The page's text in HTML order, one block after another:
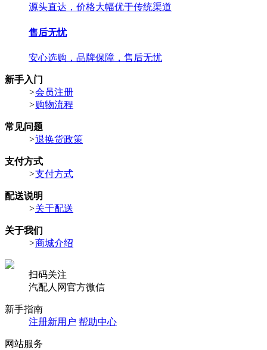
源头直达，价格大幅优于传统渠道
售后无忧
安心选购，品牌保障，售后无忧
新手入门
>会员注册
>购物流程
常见问题
>退换货政策
支付方式
>支付方式
配送说明
>关于配送
关于我们
>商城介绍
扫码关注
汽配人网官方微信
新手指南
注册新用户 帮助中心
网站服务